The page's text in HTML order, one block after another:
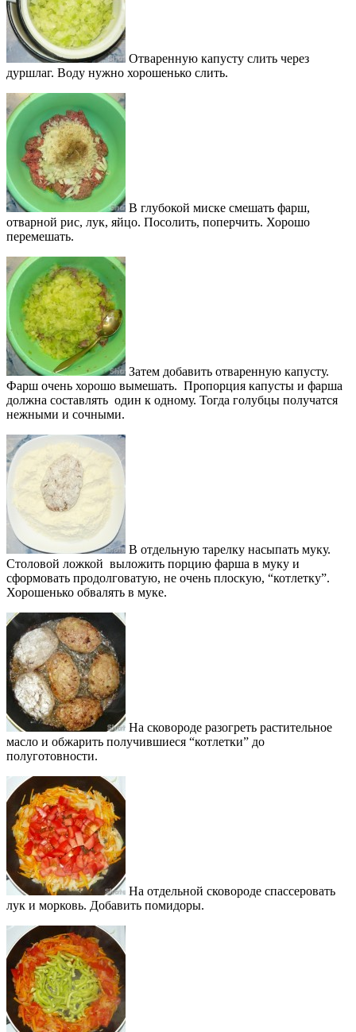
Отваренную капусту слить через
дуршлаг. Воду нужно хорошенько слить.
В глубокой миске смешать фарш,
отварной рис, лук, яйцо. Посолить, поперчить. Хорошо
перемешать.
Затем добавить отваренную капусту.
Фарш очень хорошо вымешать. Пропорция капусты и фарша
должна составлять один к одному. Тогда голубцы получатся
нежными и сочными.
В отдельную тарелку насыпать муку.
Столовой ложкой выложить порцию фарша в муку и
сформовать продолговатую, не очень плоскую, “котлетку”.
Хорошенько обвалять в муке.
На сковороде разогреть растительное
масло и обжарить получившиеся “котлетки” до
полуготовности.
На отдельной сковороде спассеровать
лук и морковь. Добавить помидоры.